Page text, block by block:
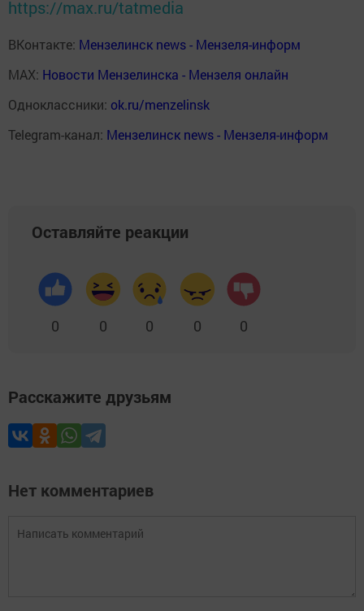
https://max.ru/tatmedia
ВКонтакте: Мензелинск news - Мензеля-информ
MAX: Новости Мензелинска - Мензеля онлайн
Одноклассники: ok.ru/menzelinsk
Telegram-канал: Мензелинск news - Мензеля-информ
Оставляйте реакции
0 0 0 0 0
Расскажите друзьям
Нет комментариев